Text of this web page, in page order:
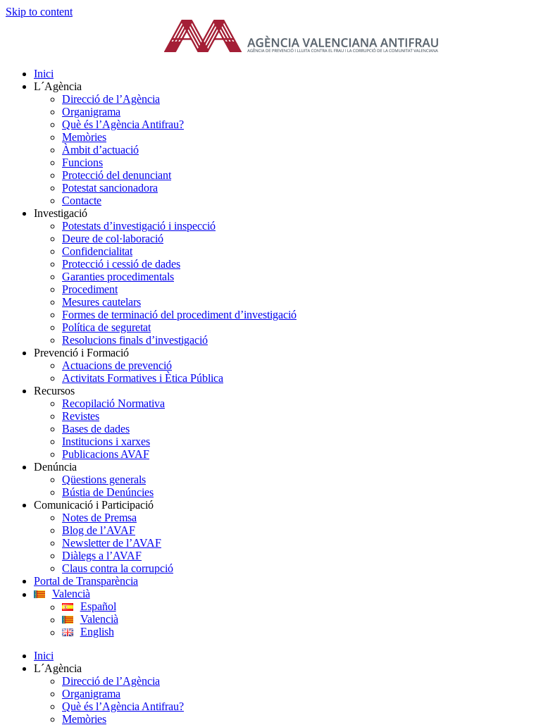
Skip to content
Inici
L´Agència
Direcció de l’Agència
Organigrama
Què és l’Agència Antifrau?
Memòries
Àmbit d’actuació
Funcions
Protecció del denunciant
Potestat sancionadora
Contacte
Investigació
Potestats d’investigació i inspecció
Deure de col·laboració
Confidencialitat
Protecció i cessió de dades
Garanties procedimentals
Procediment
Mesures cautelars
Formes de terminació del procediment d’investigació
Política de seguretat
Resolucions finals d’investigació
Prevenció i Formació
Actuacions de prevenció
Activitats Formatives i Ètica Pública
Recursos
Recopilació Normativa
Revistes
Bases de dades
Institucions i xarxes
Publicacions AVAF
Denúncia
Qüestions generals
Bústia de Denúncies
Comunicació i Participació
Notes de Premsa
Blog de l’AVAF
Newsletter de l’AVAF
Diàlegs a l’AVAF
Claus contra la corrupció
Portal de Transparència
Valencià
Español
Valencià
English
Inici
L´Agència
Direcció de l’Agència
Organigrama
Què és l’Agència Antifrau?
Memòries